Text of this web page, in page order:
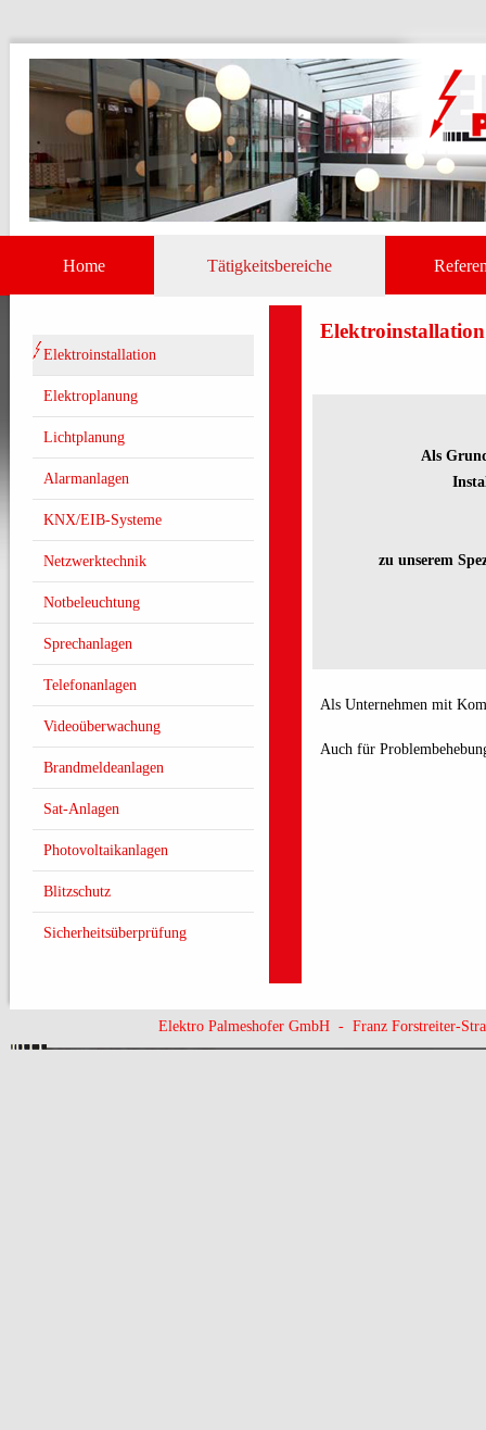
Home Tätigkeitsbereiche
Elektroinstallation
Elektroplanung
Lichtplanung
Alarmanlagen
KNX/EIB-Systeme
Netzwerktechnik
Notbeleuchtung
Sprechanlagen
Telefonanlagen
Videoüberwachung
Brandmeldeanlagen
Sat-Anlagen
Photovoltaikanlagen
Blitzschutz
Sicherheitsüberprüfung
Elektroinstallation
Als
zu unserem
Als Unternehmen mit
Auch für
Elektro Palmeshofer GmbH - Franz Forstreiter-